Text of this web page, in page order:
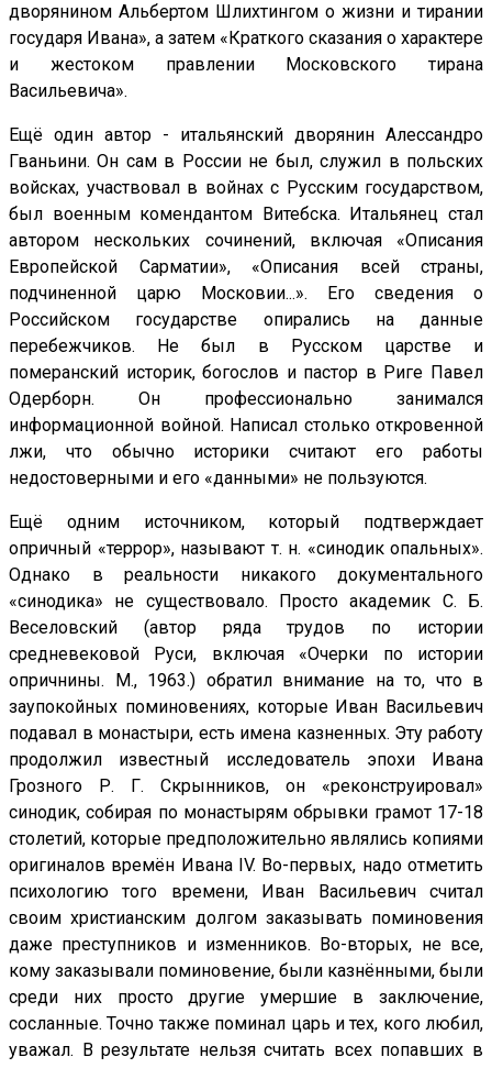
дворянином Альбертом Шлихтингом о жизни и тирании
государя Ивана», а затем «Краткого сказания о характере
и жестоком правлении Московского тирана
Васильевича».
Ещё один автор - итальянский дворянин Алессандро
Гваньини. Он сам в России не был, служил в польских
войсках, участвовал в войнах с Русским государством,
был военным комендантом Витебска. Итальянец стал
автором нескольких сочинений, включая «Описания
Европейской Сарматии», «Описания всей страны,
подчиненной царю Московии...». Его сведения о
Российском государстве опирались на данные
перебежчиков. Не был в Русском царстве и
померанский историк, богослов и пастор в Риге Павел
Одерборн. Он профессионально занимался
информационной войной. Написал столько откровенной
лжи, что обычно историки считают его работы
недостоверными и его «данными» не пользуются.
Ещё одним источником, который подтверждает
опричный «террор», называют т. н. «синодик опальных».
Однако в реальности никакого документального
«синодика» не существовало. Просто академик С. Б.
Веселовский (автор ряда трудов по истории
средневековой Руси, включая «Очерки по истории
опричнины. М., 1963.) обратил внимание на то, что в
заупокойных поминовениях, которые Иван Васильевич
подавал в монастыри, есть имена казненных. Эту работу
продолжил известный исследователь эпохи Ивана
Грозного Р. Г. Скрынников, он «реконструировал»
синодик, собирая по монастырям обрывки грамот 17-18
столетий, которые предположительно являлись копиями
оригиналов времён Ивана IV. Во-первых, надо отметить
психологию того времени, Иван Васильевич считал
своим христианским долгом заказывать поминовения
даже преступников и изменников. Во-вторых, не все,
кому заказывали поминовение, были казнёнными, были
среди них просто другие умершие в заключение,
сосланные. Точно также поминал царь и тех, кого любил,
уважал. В результате нельзя считать всех попавших в